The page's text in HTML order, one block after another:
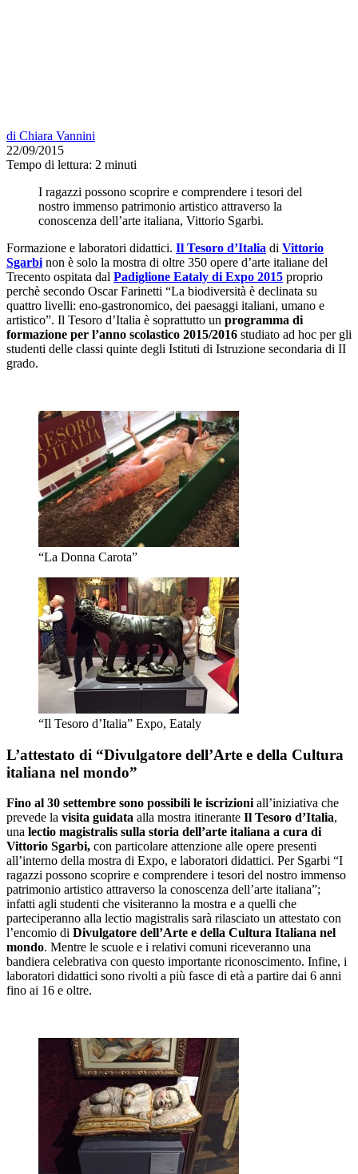
di Chiara Vannini
22/09/2015
Tempo di lettura: 2 minuti
I ragazzi possono scoprire e comprendere i tesori del
nostro immenso patrimonio artistico attraverso la
conoscenza dell’arte italiana, Vittorio Sgarbi.
Formazione e laboratori didattici. Il Tesoro d’Italia di Vittorio
Sgarbi non è solo la mostra di oltre 350 opere d’arte italiane del
Trecento ospitata dal Padiglione Eataly di Expo 2015 proprio
perchè secondo Oscar Farinetti “La biodiversità è declinata su
quattro livelli: eno-gastronomico, dei paesaggi italiani, umano e
artistico”. Il Tesoro d’Italia è soprattutto un programma di
formazione per l’anno scolastico 2015/2016 studiato ad hoc per gli
studenti delle classi quinte degli Istituti di Istruzione secondaria di II
grado.
“La Donna Carota”
“Il Tesoro d’Italia” Expo, Eataly
L’attestato di “Divulgatore dell’Arte e della Cultura
italiana nel mondo”
Fino al 30 settembre sono possibili le iscrizioni all’iniziativa che
prevede la visita guidata alla mostra itinerante Il Tesoro d’Italia,
una lectio magistralis sulla storia dell’arte italiana a cura di
Vittorio Sgarbi, con particolare attenzione alle opere presenti
all’interno della mostra di Expo, e laboratori didattici. Per Sgarbi “I
ragazzi possono scoprire e comprendere i tesori del nostro immenso
patrimonio artistico attraverso la conoscenza dell’arte italiana”;
infatti agli studenti che visiteranno la mostra e a quelli che
parteciperanno alla lectio magistralis sarà rilasciato un attestato con
l’encomio di Divulgatore dell’Arte e della Cultura Italiana nel
mondo. Mentre le scuole e i relativi comuni riceveranno una
bandiera celebrativa con questo importante riconoscimento. Infine, i
laboratori didattici sono rivolti a più fasce di età a partire dai 6 anni
fino ai 16 e oltre.